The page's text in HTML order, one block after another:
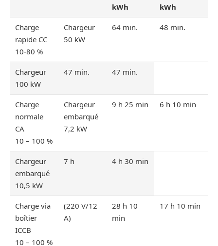
kWh
kWh
Charge
rapide CC
10-80 %
Chargeur
50 kW
64 min. 48 min.
Chargeur
100 kW
47 min. 47 min.
Charge
normale
CA
10 – 100 %
Chargeur
embarqué
7,2 kW
9 h 25 min 6 h 10 min
Chargeur
embarqué
10,5 kW
7 h 4 h 30 min
Charge via
boîtier
ICCB
10 – 100 %
(220 V/12
A)
28 h 10
min
17 h 10 min